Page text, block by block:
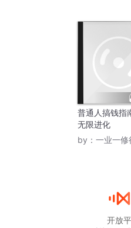
普通人搞钱指
无限进化
by： 一业一修
开放